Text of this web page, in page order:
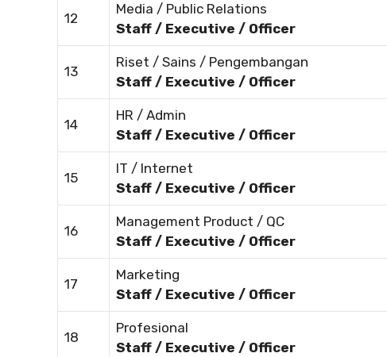
12
Media / Public Relations
Staff / Executive / Officer
13
Riset / Sains / Pengembangan
Staff / Executive / Officer
14
HR / Admin
Staff / Executive / Officer
15
IT / Internet
Staff / Executive / Officer
16
Management Product / QC
Staff / Executive / Officer
17
Marketing
Staff / Executive / Officer
18
Profesional
Staff / Executive / Officer